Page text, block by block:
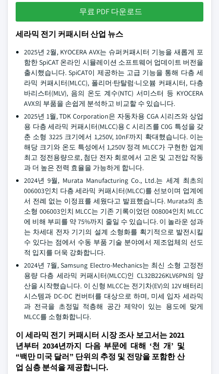
무료 PDF 다운로드
세라믹 전기 커패시터 산업 뉴스
2025년 2월, KYOCERA AVX는 슈퍼커패시터 기능을 새롭게 포
함한 SpiCAT 온라인 시뮬레이션 소프트웨어 업데이트 버전을
출시했습니다. SpiCAT이 제공하는 고급 기능을 통해 다층 세
라믹 커패시터(MLCC), 폴리머·탄탈럼·니오븀 커패시터, 다층
바리스터(MLV), 음의 온도 계수(NTC) 서미스터 등 KYOCERA
AVX의 부품을 손쉽게 분석하고 비교할 수 있습니다.
2025년 1월, TDK Corporation은 자동차용 CGA 시리즈와 상업
용 다층 세라믹 커패시터(MLCC)용 C 시리즈를 C0G 특성을 갖
춘 소형 3225 크기에서 1,250V, 10nF까지 확대했습니다. 이는
해당 크기와 온도 특성에서 1,250V 정격 MLCC가 구현한 업계
최고 정전용량으로, 첨단 전자 회로에서 고온 및 고전압 작동
과 더 높은 전력 효율을 가능하게 합니다.
2024년 9월, Murata Manufacturing Co., Ltd.는 세계 최초의
006003인치 다층 세라믹 커패시터(MLCC)를 선보이며 업계에
서 전례 없는 이정표를 세웠다고 발표했습니다. Murata의 초
소형 006003인치 MLCC는 기존 기록이었던 008004인치 MLCC
에 비해 부피를 약 75%까지 줄일 수 있습니다. 이 놀라운 성과
는 차세대 전자 기기의 설계 소형화를 획기적으로 발전시킬
수 있다는 점에서 수동 부품 기술 분야에서 제조업체의 선도
적 입지를 더욱 강화합니다.
2024년 7월, Samsung Electro-Mechanics는 최신 소형 고정전
용량 다층 세라믹 커패시터(MLCC)인 CL32B226KLV6PN의 양
산을 시작했습니다. 이 신형 MLCC는 전기차(EV)의 12V 배터리
시스템과 DC-DC 컨버터를 대상으로 하며, 미세 입자 세라믹
과 전극을 초정밀 적층해 공간 제약이 있는 용도에 맞게
MLCC를 소형화합니다.
이 세라믹 전기 커패시터 시장 조사 보고서는 2021
년부터 2034년까지 다음 부문에 대해 ‘천 개’ 및
“백만 미국 달러” 단위의 추정 및 전망을 포함한 산
업 심층 분석을 제공합니다.